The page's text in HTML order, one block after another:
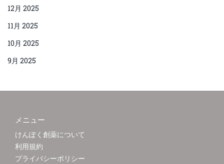
12月 2025
11月 2025
10月 2025
9月 2025
メニュー
けんぽく創薬について
利用規約
プライバシーポリシー